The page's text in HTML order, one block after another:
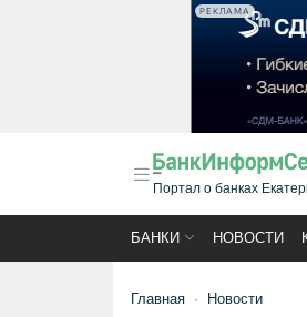
РЕКЛАМА
Портал о банках
БАНКИ НОВОСТИ
Главная Новости